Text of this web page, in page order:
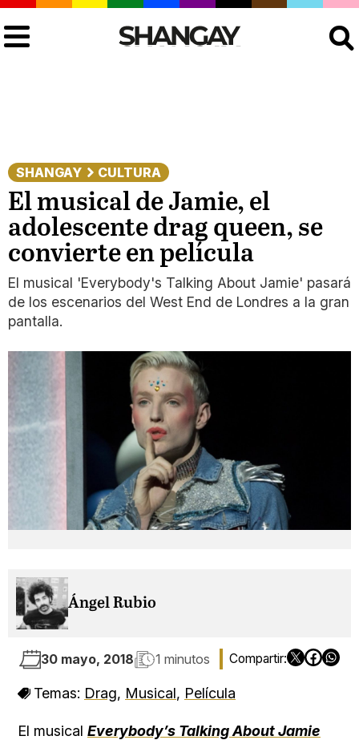
SHANGAY CULTURA
El musical de Jamie, el
adolescente drag queen, se
convierte en película
El musical 'Everybody's Talking About Jamie' pasará
de los escenarios del West End de Londres a la gran
pantalla.
Ángel Rubio
30 mayo, 2018 1 minutos
Temas: Drag, Musical, Película
El musical Everybody’s Talking About Jamie